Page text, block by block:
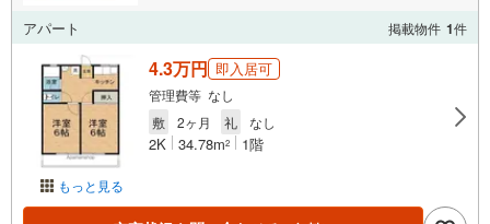
アパート 掲載物件 1件
もっと見る
4.3万円 即入居可
管理費等 なし
敷
2ヶ月 礼 なし
2K 34.78m2 1階